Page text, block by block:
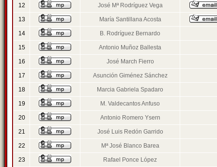
12 José Mª Rodríguez Vega
13 María Santillana Acosta
14 B. Rodríguez Bernardo
15 Antonio Muñoz Ballesta
16 José March Fierro
17 Asunción Giménez Sánchez
18 Marcia Gabriela Spadaro
19 M. Valdecantos Anfuso
20 Antonio Romero Ysern
21 José Luis Redón Garrido
22 Mª José Blanco Barea
23 Rafael Ponce López